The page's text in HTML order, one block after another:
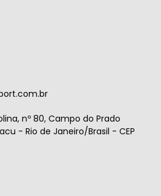
nº 80, Campo do Prado
- Rio de Janeiro/Brasil - CEP